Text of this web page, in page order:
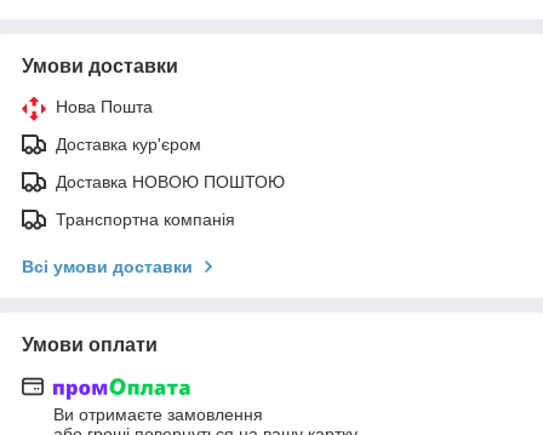
Умови доставки
Нова Пошта
Доставка кур'єром
Доставка НОВОЮ ПОШТОЮ
Транспортна компанія
Всі умови доставки
Умови оплати
Ви отримаєте замовлення